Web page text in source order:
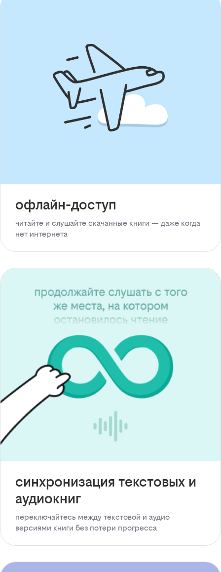
офлайн-доступ
читайте и слушайте скачанные книги — даже когда
нет интернета
синхронизация текстовых и
аудиокниг
переключайтесь между текстовой и аудио
версиями книги без потери прогресса